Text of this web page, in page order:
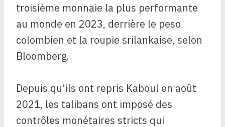
troisième monnaie la plus performante
au monde en 2023, derrière le peso
colombien et la roupie srilankaise, selon
Bloomberg.
Depuis qu’ils ont repris Kaboul en août
2021, les talibans ont imposé des
contrôles monétaires stricts qui